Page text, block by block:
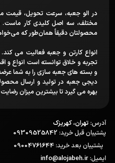
در الو جعبه، سرعت تحویل، قیمت
مختلف، سه اصل کلیدی کار ماست.
محصولتان دقیقاً همان‌طور که
انواع کارتن و جعبه فعالیت می
تجربه و خلاق توانسته است انواع و
و بسته های جعبه سازی را به شما
دیجی جعبه در تولید و ارسال
بهره می گیرد تا بیشترین میزان
آدرس: تهران، کهریزک
پشتیبان قبل خرید: 09309525842
پشتیبان بعد خرید:
ایمیل: info@alojabeh.ir